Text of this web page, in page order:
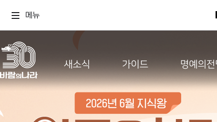
메뉴
새소식 가이드 명예의